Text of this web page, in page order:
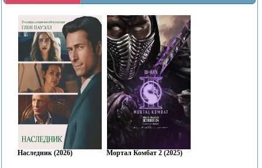
Наследник (2026) Мортал Комбат 2 (2025)